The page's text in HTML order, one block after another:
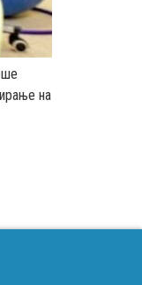
на